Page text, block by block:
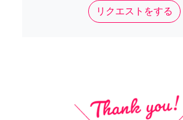
リクエストをする